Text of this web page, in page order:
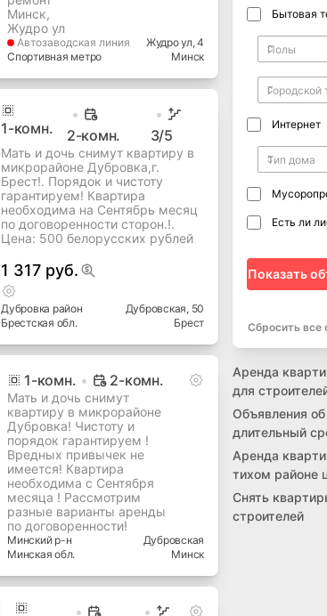
Минск,
Жудро ул
Автозаводская линия
Спортивная метро
Жудро ул, 4
Минск
1-комн. 2-комн. 3/5
Мать и дочь снимут квартиру в
микрорайоне Дубровка,г.
Брест!. Порядок и чистоту
гарантируем! Квартира
необходима на Сентябрь месяц
по договоренности сторон.!.
Цена: 500 белорусских рублей
1 317 руб.
Дубровка район
Брестская обл.
Дубровская, 50
Брест
1-комн. 2-комн.
Мать и дочь снимут
квартиру в микрорайоне
Дубровка! Чистоту и
порядок гарантируем !
Вредных привычек не
имеется! Квартира
необходима с Сентября
месяца ! Рассмотрим
разные варианты аренды
по договоренности!
Минскийр-н
Минская обл.
Дубровская
Минск
Бытовая
Интернет
Есть ли
Показать
Сбросить все
Аренда
для
Объявления
длительный
Аренда
тихом районе
Снять
строителей